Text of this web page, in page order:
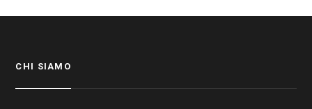
CHI SIAMO